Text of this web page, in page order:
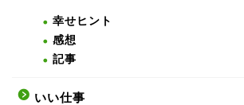
幸せヒント
感想
記事
いい仕事